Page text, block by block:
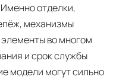
отделки,
механизмы
во многом
и срок службы
модели могут сильно